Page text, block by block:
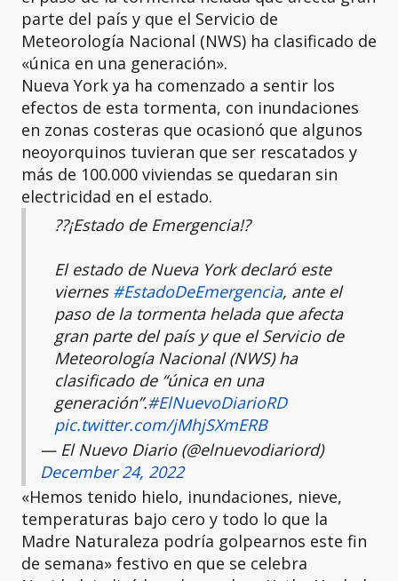
parte del país y que el Servicio de
Meteorología Nacional (NWS) ha clasificado de
«única en una generación».
Nueva York ya ha comenzado a sentir los
efectos de esta tormenta, con inundaciones
en zonas costeras que ocasionó que algunos
neoyorquinos tuvieran que ser rescatados y
más de 100.000 viviendas se quedaran sin
electricidad en el estado.
??¡Estado de Emergencia!?
El estado de Nueva York declaró este
viernes #EstadoDeEmergencia, ante el
paso de la tormenta helada que afecta
gran parte del país y que el Servicio de
Meteorología Nacional (NWS) ha
clasificado de “única en una
generación”.#ElNuevoDiarioRD
pic.twitter.com/jMhjSXmERB
— El Nuevo Diario (@elnuevodiariord)
December 24, 2022
«Hemos tenido hielo, inundaciones, nieve,
temperaturas bajo cero y todo lo que la
Madre Naturaleza podría golpearnos este fin
de semana» festivo en que se celebra